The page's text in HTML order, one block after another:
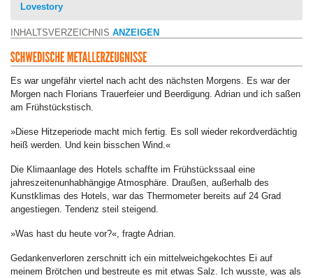
Lovestory
INHALTSVERZEICHNIS ANZEIGEN
Es war ungefähr viertel nach acht des nächsten Morgens. Es war der
Morgen nach Florians Trauerfeier und Beerdigung. Adrian und ich saßen
am Frühstückstisch.
»Diese Hitzeperiode macht mich fertig. Es soll wieder rekordverdächtig
heiß werden. Und kein bisschen Wind.«
Die Klimaanlage des Hotels schaffte im Frühstückssaal eine
jahreszeitenunhabhängige Atmosphäre. Draußen, außerhalb des
Kunstklimas des Hotels, war das Thermometer bereits auf 24 Grad
angestiegen. Tendenz steil steigend.
»Was hast du heute vor?«, fragte Adrian.
Gedankenverloren zerschnitt ich ein mittelweichgekochtes Ei auf
meinem Brötchen und bestreute es mit etwas Salz. Ich wusste, was als